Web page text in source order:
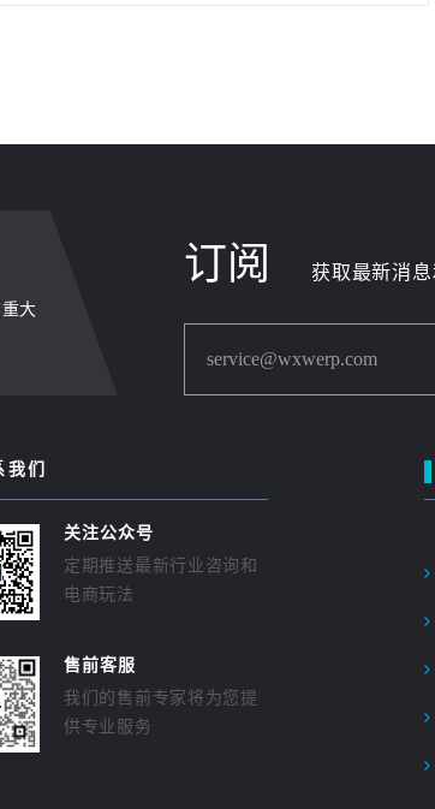
大
订阅 获取最新消
service@wxwerp.com
我们
关注公众号
定期推送最新行业咨询和
电商玩法
售前客服
我们的售前专家将为您提
供专业服务